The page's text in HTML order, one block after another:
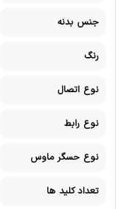
جنس بدنه
رنگ
نوع اتصال
نوع رابط
نوع حسگر ماوس
تعداد کلید ها